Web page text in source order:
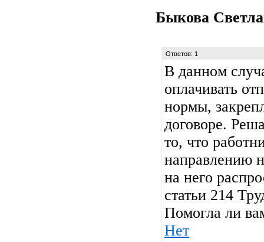
Быкова
Ответов: 1
В данном
оплачивать
нормы,
договоре.
то, что
направлению
на него
статьи 214
Помогла ли
Нет